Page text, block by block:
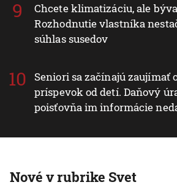
Chcete klimatizáciu, ale
Rozhodnutie vlastníka
súhlas susedov
Seniori sa začínajú zaujímať
príspevok od detí. Daňový
poisťovňa im informácie
Nové v rubrike Svet